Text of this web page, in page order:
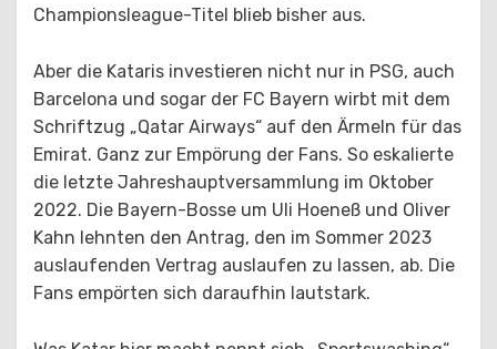
Championsleague-Titel blieb bisher aus.
Aber die Kataris investieren nicht nur in PSG, auch
Barcelona und sogar der FC Bayern wirbt mit dem
Schriftzug „Qatar Airways“ auf den Ärmeln für das
Emirat. Ganz zur Empörung der Fans. So eskalierte
die letzte Jahreshauptversammlung im Oktober
2022. Die Bayern-Bosse um Uli Hoeneß und Oliver
Kahn lehnten den Antrag, den im Sommer 2023
auslaufenden Vertrag auslaufen zu lassen, ab. Die
Fans empörten sich daraufhin lautstark.